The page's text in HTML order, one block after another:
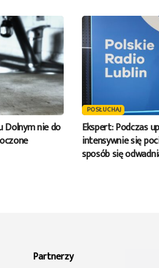
Dolnym nie do
POSŁUCHAJ
Ekspert: Podczas
intensywnie się
sposób się
Partnerzy